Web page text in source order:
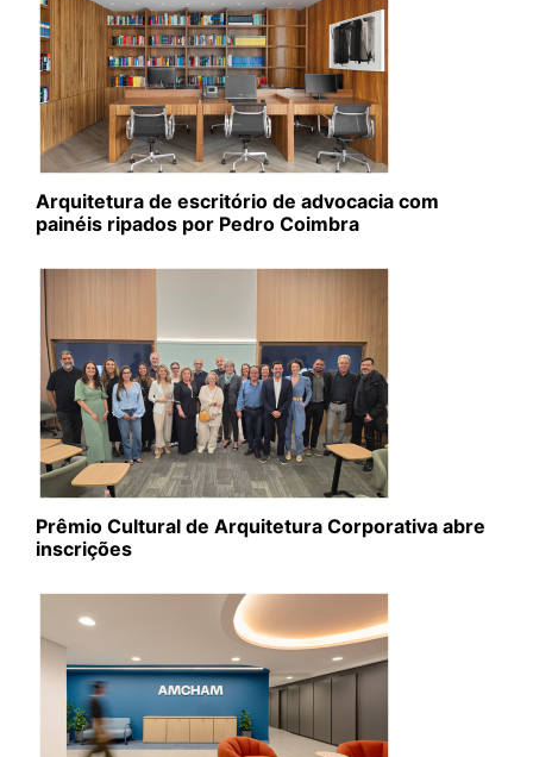
Arquitetura de escritório de advocacia com
painéis ripados por Pedro Coimbra
Prêmio Cultural de Arquitetura Corporativa abre
inscrições